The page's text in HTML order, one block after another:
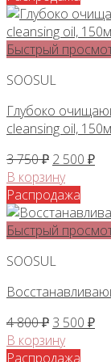
3
700 ₽.
Быстрый
SOOSUL
Глубоко
cleansing oil,
3 750₽
цена
составляла
3
750 ₽.
2 500 ₽
В корзину
Распродажа
Быстрый
SOOSUL
4 800₽
цена
составляла
3 500 ₽
В корзину
Распродажа